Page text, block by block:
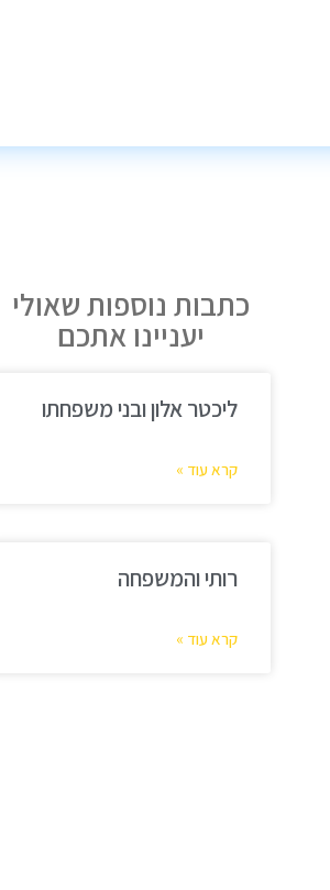
כתבות נוספות שאולי
יעניינו אתכם
ליכטר אלון ובני משפחתו
קרא עוד »
רותי והמשפחה
קרא עוד »